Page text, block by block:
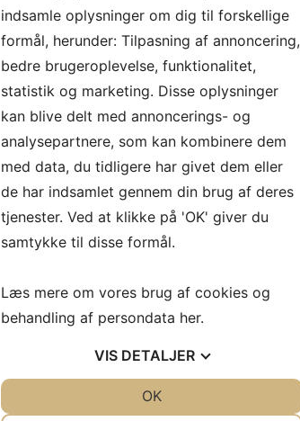
indsamle oplysninger om dig til forskellige
formål, herunder: Tilpasning af annoncering,
bedre brugeroplevelse, funktionalitet,
statistik og marketing. Disse oplysninger
kan blive delt med annoncerings- og
analysepartnere, som kan kombinere dem
med data, du tidligere har givet dem eller
de har indsamlet gennem din brug af deres
tjenester. Ved at klikke på 'OK' giver du
samtykke til disse formål.
Læs mere om vores brug af cookies og
behandling af persondata her.
VIS DETALJER
OK